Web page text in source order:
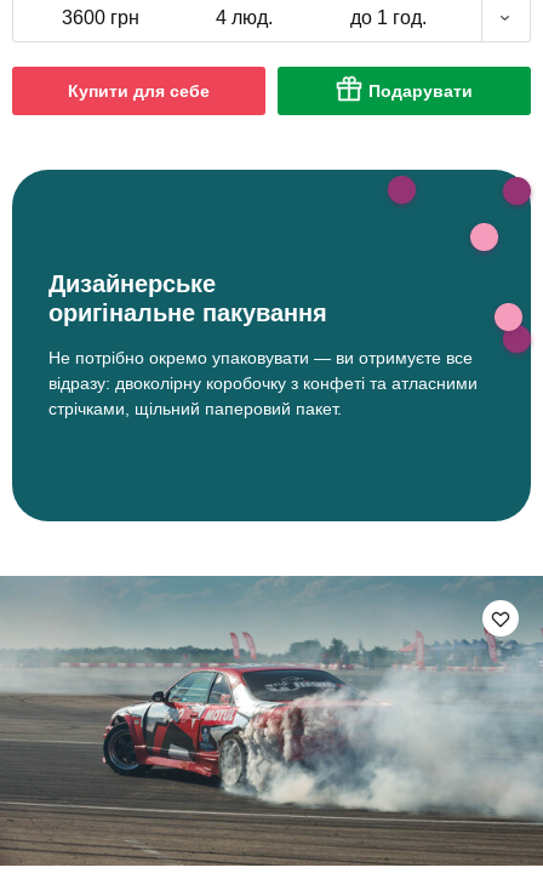
3600 грн 4 люд. до 1 год.
Купити для себе Подарувати
Дизайнерське
оригінальне пакування
Не потрібно окремо упаковувати — ви отримуєте все
відразу: двоколірну коробочку з конфеті та атласними
стрічками, щільний паперовий пакет.